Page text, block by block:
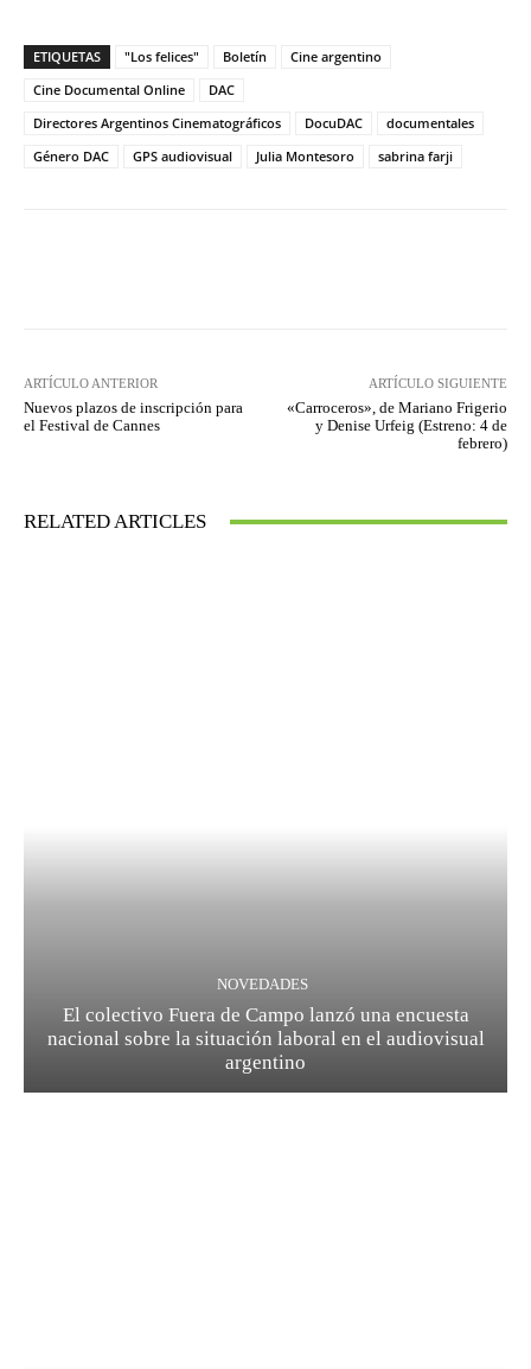
ETIQUETAS "Los felices" Boletín
Cine argentino
Cine Documental Online
DAC
Directores Argentinos Cinematográficos
DocuDAC
documentales
Género DAC
GPS audiovisual Julia Montesoro sabrina farji
ARTÍCULO ANTERIOR
Nuevos plazos de inscripción para
el Festival de Cannes
ARTÍCULO SIGUIENTE
«Carroceros», de Mariano Frigerio
y Denise Urfeig (Estreno: 4 de
febrero)
RELATED ARTICLES
NOVEDADES
El colectivo Fuera de Campo lanzó una encuesta
nacional sobre la situación laboral en el audiovisual
argentino